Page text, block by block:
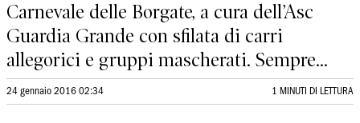
Carnevale delle Borgate, a cura dell’Asc
Guardia Grande con sfilata di carri
allegorici e gruppi mascherati. Sempre...
24 gennaio 2016 02:34 1 MINUTI DI LETTURA